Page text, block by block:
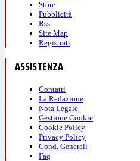
Store
Pubblicità
Rss
Site Map
Registrati
ASSISTENZA
Contatti
La Redazione
Nota Legale
Gestione Cookie
Cookie Policy
Privacy Policy
Cond. Generali
Faq